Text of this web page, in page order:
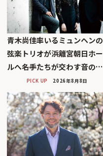
青木尚佳率いるミュンヘンの
弦楽トリオが浜離宮朝日ホー
ルへ――名手たちが交わす音の…
PICK UP 2026年8月8日